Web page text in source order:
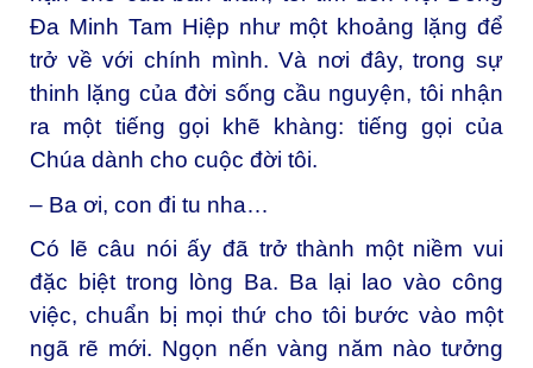
Đa Minh Tam Hiệp như một khoảng lặng để
trở về với chính mình. Và nơi đây, trong sự
thinh lặng của đời sống cầu nguyện, tôi nhận
ra một tiếng gọi khẽ khàng: tiếng gọi của
Chúa dành cho cuộc đời tôi.
– Ba ơi, con đi tu nha…
Có lẽ câu nói ấy đã trở thành một niềm vui
đặc biệt trong lòng Ba. Ba lại lao vào công
việc, chuẩn bị mọi thứ cho tôi bước vào một
ngã rẽ mới. Ngọn nến vàng năm nào tưởng